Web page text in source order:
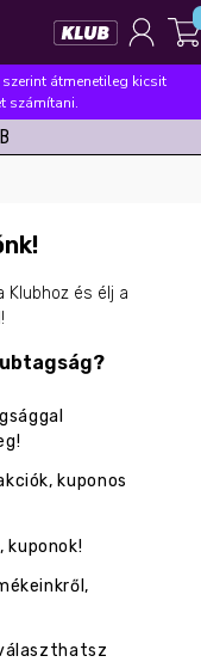
átmenetileg kicsit
számítani.
Klubhoz és élj a
kuponos
kuponok!